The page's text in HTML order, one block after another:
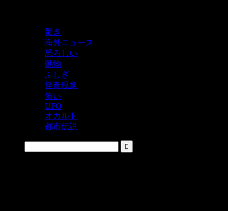
驚き
海外ニュース
恐ろしい
動物
ふしぎ
怪奇現象
怖い
UFO
オカルト
都市伝説